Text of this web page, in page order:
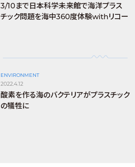
3/10まで日本科学未来館で海洋プラス
チック問題を海中360度体験withリコー
ENVIRONMENT
2022.4.12
酸素を作る海のバクテリアがプラスチック
の犠牲に